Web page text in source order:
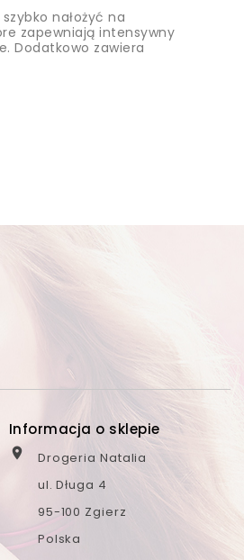
nałożyć na
zapewniają intensywny
Dodatkowo zawiera
Informacja o sklepie

Drogeria Natalia
ul. Długa 4
95-100 Zgierz
Polska